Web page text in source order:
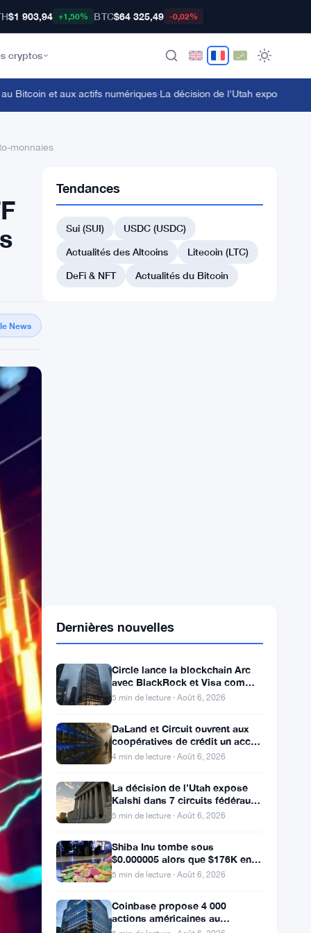
$1 903,94 +1,50% BTC$64 325,49 -0,02%
cryptos
et aux actifs numériques·La décision de l'Utah expose Kalshi
monnaies
News
Tendances
Sui (SUI)
USDC (USDC)
Actualités des Altcoins
Litecoin (LTC)
DeFi & NFT
Actualités du Bitcoin
Circle lance la blockchain Arc
validateurs à 3 milliards de
dollars
5 min de lecture · Août 6, 2026
DaLand et Circuit ouvrent aux
direct au Bitcoin et aux actifs
numériques
4 min de lecture · Août 6, 2026